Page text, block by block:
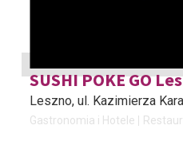
SUSHI POKE GO
Leszno, ul. Kazimierza
Gastronomia i Hotele